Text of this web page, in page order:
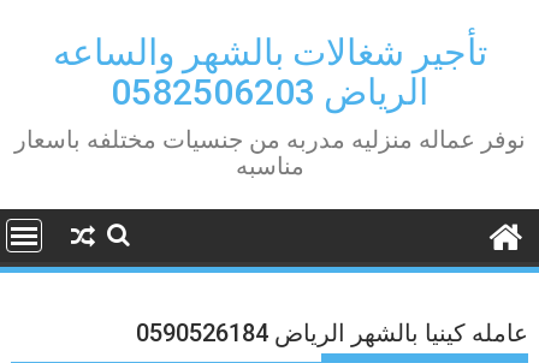
contentتأجير شغالات بالشهر والساعه
الرياض 0582506203
نوفر عماله منزليه مدربه من جنسيات مختلفه باسعار
مناسبه
عامله كينيا بالشهر الرياض 0590526184